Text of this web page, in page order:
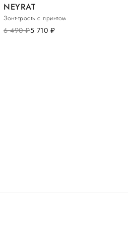
NEYRAT
Зонт-трость с принтом
6 490руб.5 710 руб.